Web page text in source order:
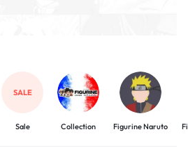
SALE
Sale Collection Figurine Naruto